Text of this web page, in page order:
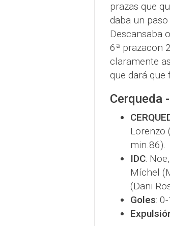
prazas que
daba un
Descansaba
6ª prazacon
claramente
que dará que
Cerqueda
Lorenzo
min.86).
IDC:
Míchel
(Dani
Goles: